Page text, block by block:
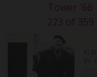
Tower '66
223 of 359